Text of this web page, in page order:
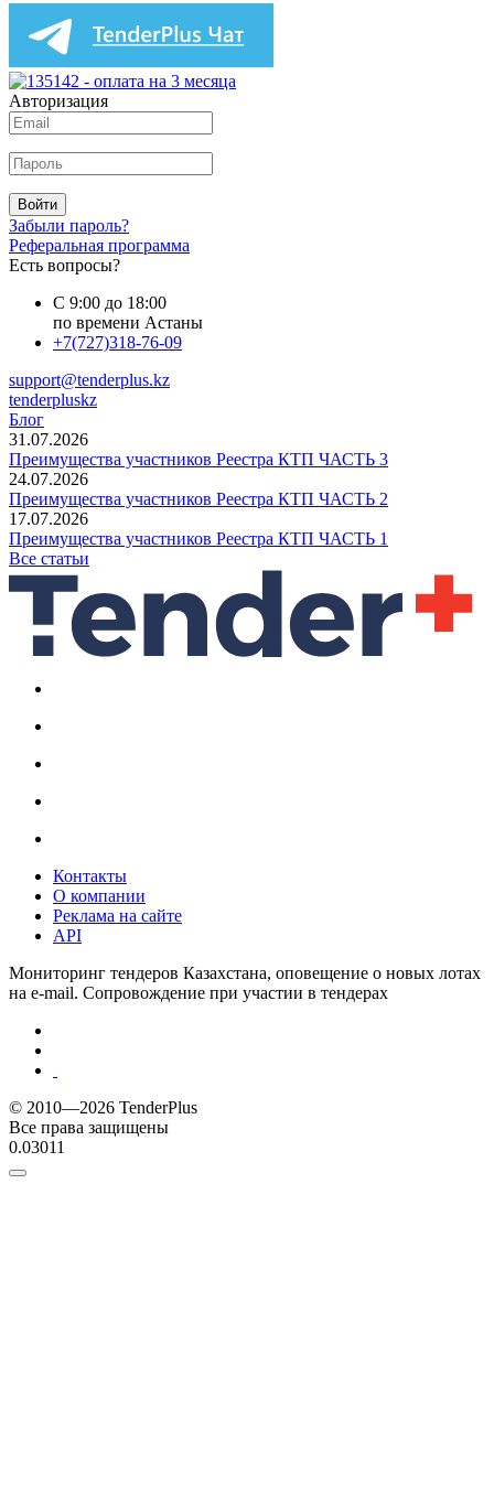
Авторизация
Войти
Забыли пароль?
Реферальная программа
Есть вопросы?
С 9:00 до 18:00
по времени Астаны
+7(727)318-76-09
support@tenderplus.kz
tenderpluskz
Блог
31.07.2026
Преимущества участников Реестра КТП ЧАСТЬ 3
24.07.2026
Преимущества участников Реестра КТП ЧАСТЬ 2
17.07.2026
Преимущества участников Реестра КТП ЧАСТЬ 1
Все статьи
Контакты
О компании
Реклама на сайте
API
Мониторинг тендеров Казахстана, оповещение о новых лотах
на e-mail. Сопровождение при участии в тендерах
© 2010—2026 TenderPlus
Все права защищены
0.03011